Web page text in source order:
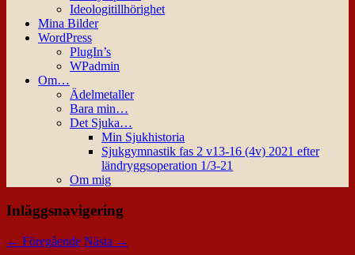
Ideologitillhörighet
Mina Bilder
WordPress
PlugIn’s
WPadmin
Om…
Ädelmetaller
Bara min…
Det Sjuka…
Min Sjukhistoria
Sjukgymnastik fas 2 v13-16 (4v) 2021 efter
ländryggsoperation 1/3-21
Om mig
Inläggsnavigering
← Föregående Nästa →